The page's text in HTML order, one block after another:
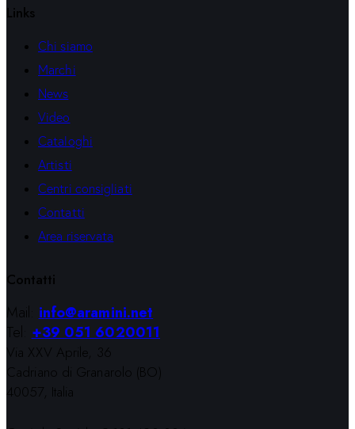
Links
Chi siamo
Marchi
News
Video
Cataloghi
Artisti
Centri consigliati
Contatti
Area riservata
Contatti
Mail:info@aramini.net
Tel:+39 051 6020011
Via XXV Aprile, 36
Cadriano di Granarolo (BO)
40057, Italia